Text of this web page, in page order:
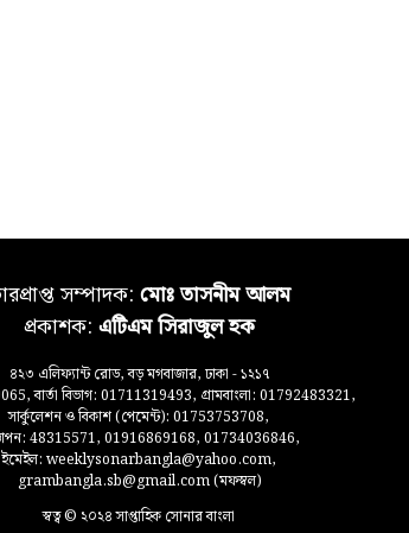
সম্পাদক: মোঃ তাসনীম আলম
প্রকাশক: এটিএম সিরাজুল হক
৪২৩ এলিফ্যান্ট রোড, বড় মগবাজার, ঢাকা - ১২১৭
বার্তা বিভাগ: 01711319493, গ্রামবাংলা: 01792483321,
সার্কুলেশন ও বিকাশ (পেমেন্ট): 01753753708,
48315571, 01916869168, 01734036846,
ইমেইল: weeklysonarbangla@yahoo.com,
grambangla.sb@gmail.com (মফস্বল)
স্বত্ব © ২০২৪ সাপ্তাহিক সোনার বাংলা